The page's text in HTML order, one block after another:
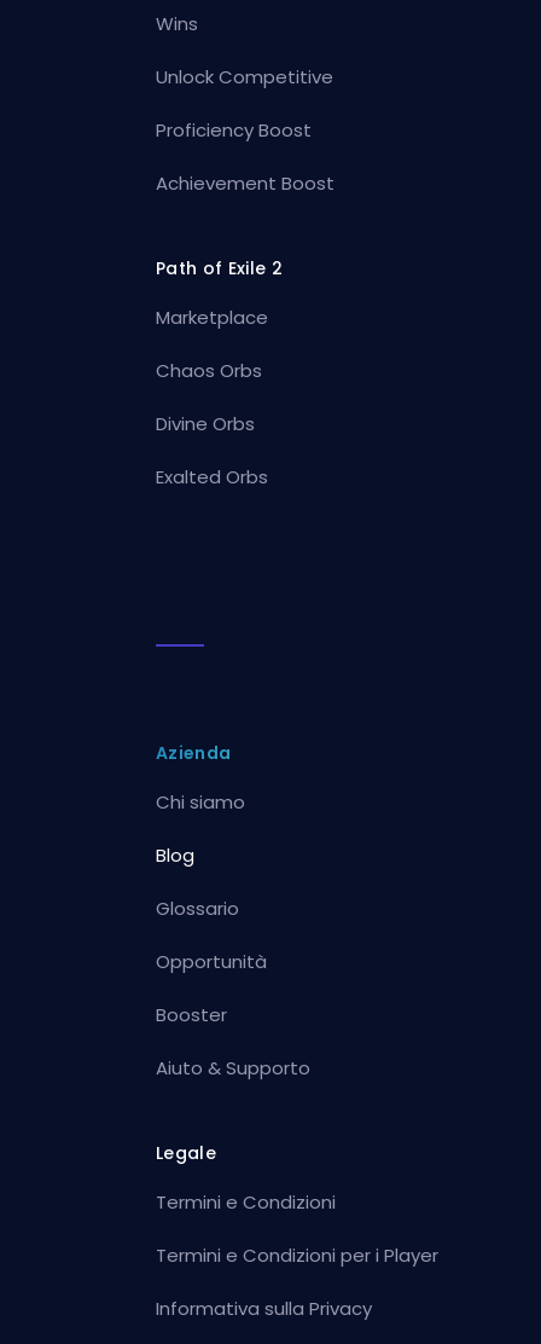
Wins
Unlock Competitive
Proficiency Boost
Achievement Boost
Path of Exile 2
Marketplace
Chaos Orbs
Divine Orbs
Exalted Orbs
Azienda
Chi siamo
Blog
Glossario
Opportunità
Booster
Aiuto & Supporto
Legale
Termini e Condizioni
Termini e Condizioni per i Player
Informativa sulla Privacy